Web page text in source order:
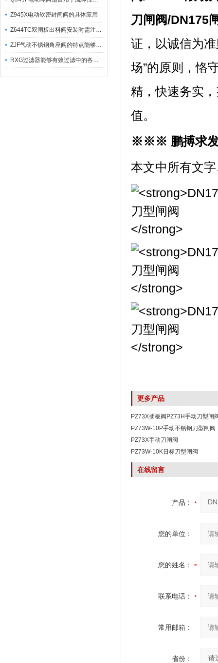
Z945X电动软密封闸阀的具体应用
Z644TC双闸板出料阀安装时需注意哪些事项？
ZJF气动不锈钢角座阀的特点能够稳定地控制介质流量
RXG过滤器能够有效过滤中的各种杂质
刀闸阀/DN175
证，以诚信为
场”的原则，恪
精，快速务实
值。
※※※ 鹏搏求
本文中所有文
更多产品
PZ73X插板阀PZ73H手动刀型闸
PZ73W-10P手动不锈钢刀型闸阀
PZ73X手动刀闸阀
PZ73W-10K日标刀型闸阀
在线留言
产品：
您的单位：
您的姓名：
联系电话：
常用邮箱：
省份：